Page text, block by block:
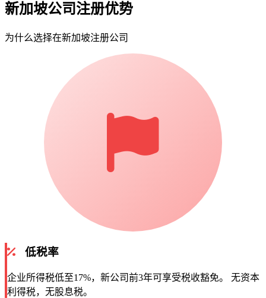
新加坡公司注册优势
为什么选择在新加坡注册公司
低税率
企业所得税低至17%，新公司前3年可享受税收豁免。 无资本
利得税，无股息税。